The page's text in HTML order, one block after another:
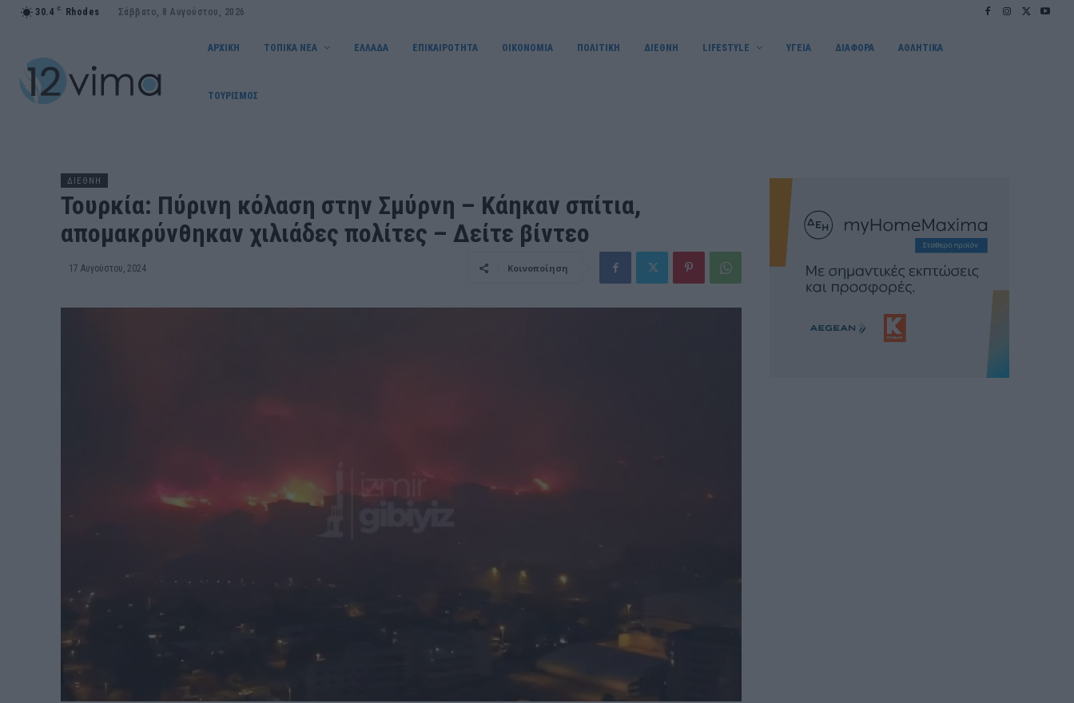
30.4 C Rhodes Σάββατο, 8 Αυγούστου, 2026
ΑΡΧΙΚΗ ΤΟΠΙΚΑ ΝΕΑ ΕΛΛΑΔΑ ΕΠΙΚΑΙΡΟΤΗΤΑ OIKONOMIA ΠΟΛΙΤΙΚΗ ΔΙΕΘΝΗ LIFESTYLE ΥΓΕΙΑ ΔΙΑΦΟΡΑ ΑΘΛΗΤΙΚΑ
ΤΟΥΡΙΣΜΟΣ
ΔΙΕΘΝΗ
Τουρκία: Πύρινη κόλαση στην Σμύρνη – Κάηκαν σπίτια,
απομακρύνθηκαν χιλιάδες πολίτες – Δείτε βίντεο
17 Αυγούστου, 2024 Κοινοποίηση